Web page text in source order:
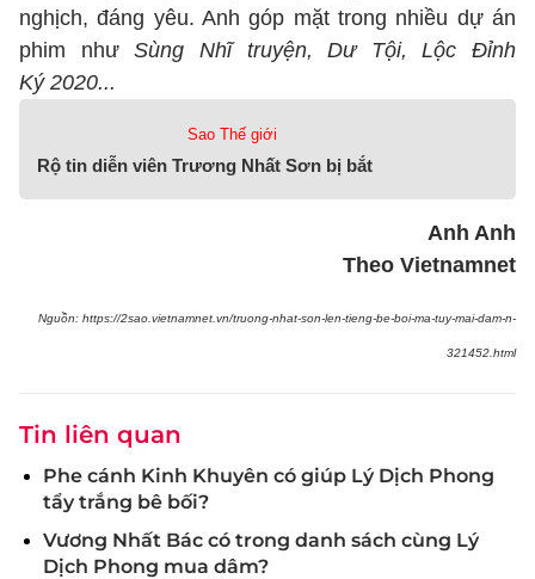
nghịch, đáng yêu. Anh góp mặt trong nhiều dự án
phim nhưSùng Nhĩ truyện, Dư Tội, Lộc Đỉnh
Ký 2020...
Sao Thế giới
Rộ tin diễn viên Trương Nhất Sơn bị bắt
Anh Anh
Theo Vietnamnet
Nguồn: https://2sao.vietnamnet.vn/truong-nhat-son-len-tieng-be-boi-ma-tuy-mai-dam-n-
321452.html
Tin liên quan
Phe cánh Kinh Khuyên có giúp Lý Dịch Phong
tẩy trắng bê bối?
Vương Nhất Bác có trong danh sách cùng Lý
Dịch Phong mua dâm?